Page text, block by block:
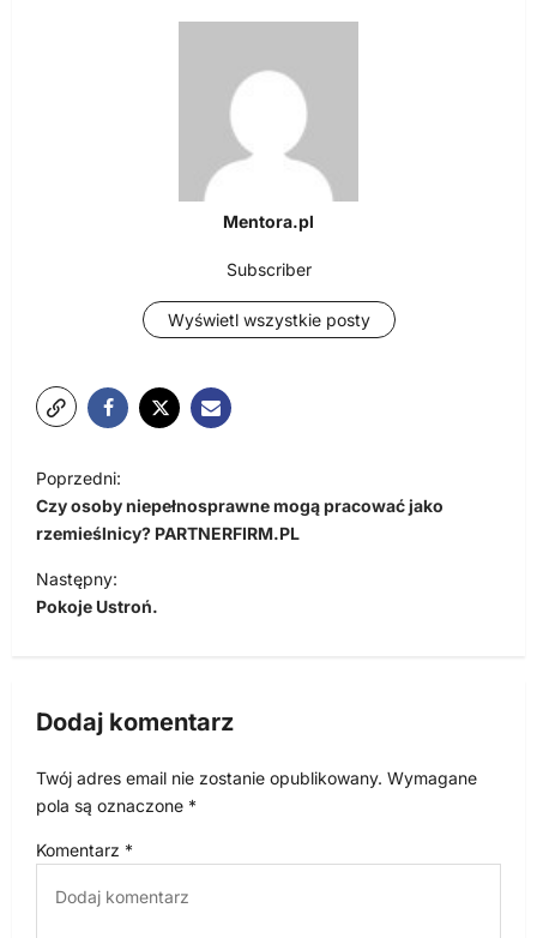
Mentora.pl
Subscriber
Wyświetl wszystkie posty
N
a
w
i
g
j
w
p
i
Poprzedni:
Czy osoby niepełnosprawne mogą pracować jako
rzemieślnicy? PARTNERFIRM.PL
Następny:
Pokoje Ustroń.
Dodaj komentarz
Twój adres email nie zostanie opublikowany. Wymagane
pola są oznaczone *
Komentarz *